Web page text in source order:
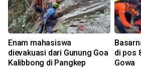
Enam mahasiswa
dievakuasi dari Gunung Goa
Kalibbong di Pangkep
di pos
Gowa